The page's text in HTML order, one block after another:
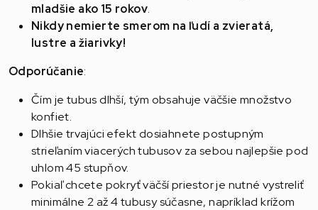
mladšie ako 15 rokov.
Nikdy nemierte smerom na ľudí a zvieratá,
lustre a žiarivky!
Odporúčanie:
Čím je tubus dlhší, tým obsahuje väčšie množstvo
konfiet.
Dlhšie trvajúci efekt dosiahnete postupným
strieľaním viacerých tubusov za sebou najlepšie pod
uhlom 45 stupňov.
Pokiaľ chcete pokryť väčší priestor je nutné vystreliť
minimálne 2 až 4 tubusy súčasne, napríklad krížom